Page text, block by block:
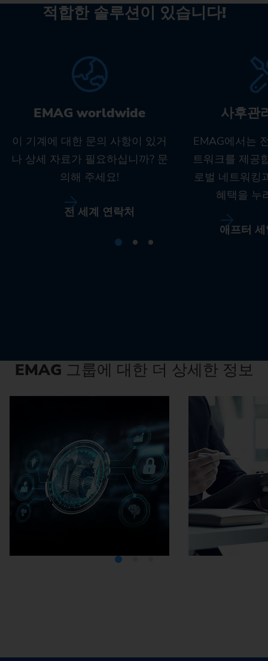
적합한 솔루션이 있습니다!
EMAG worldwide
이 기계에 대한 문의 사항이 있거
나 상세 자료가 필요하십니까? 문
의해 주세요!
전 세계 연락처
사후관
EMAG에서는
트워크를 제공
로벌 네트워킹
혜택을 누
애프터
EMAG 그룹에 대한 더 상세한 정보